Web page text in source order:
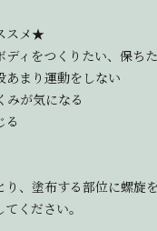
スメ★
ディをつくりたい、保ち
あまり運動をしない
みが気になる
る
り、塗布する部位に螺旋
ください。